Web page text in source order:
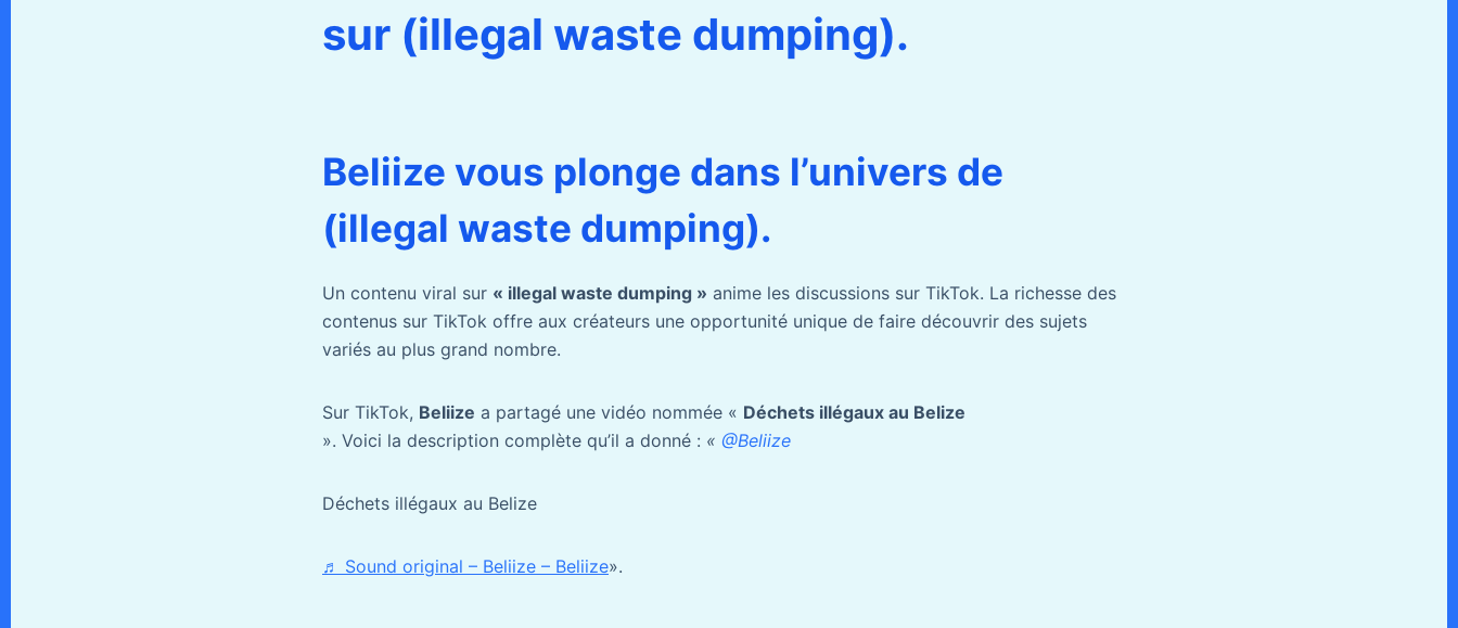
sur (illegal waste dumping).
Beliize vous plonge dans l’univers de
(illegal waste dumping).
Un contenu viral sur « illegal waste dumping » anime les discussions sur TikTok. La richesse des
contenus sur TikTok offre aux créateurs une opportunité unique de faire découvrir des sujets
variés au plus grand nombre.
Sur TikTok, Beliize a partagé une vidéo nommée « Déchets illégaux au Belize
». Voici la description complète qu’il a donné : « @Beliize
Déchets illégaux au Belize
♬ Sound original – Beliize – Beliize».